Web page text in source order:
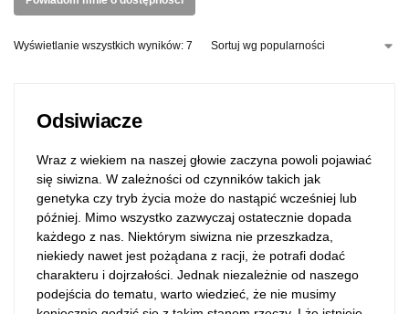
Wyświetlanie wszystkich wyników: 7
Odsiwiacze
Wraz z wiekiem na naszej głowie zaczyna powoli pojawiać
się siwizna. W zależności od czynników takich jak
genetyka czy tryb życia może do nastąpić wcześniej lub
później. Mimo wszystko zazwyczaj ostatecznie dopada
każdego z nas. Niektórym siwizna nie przeszkadza,
niekiedy nawet jest pożądana z racji, że potrafi dodać
charakteru i dojrzałości. Jednak niezależnie od naszego
podejścia do tematu, warto wiedzieć, że nie musimy